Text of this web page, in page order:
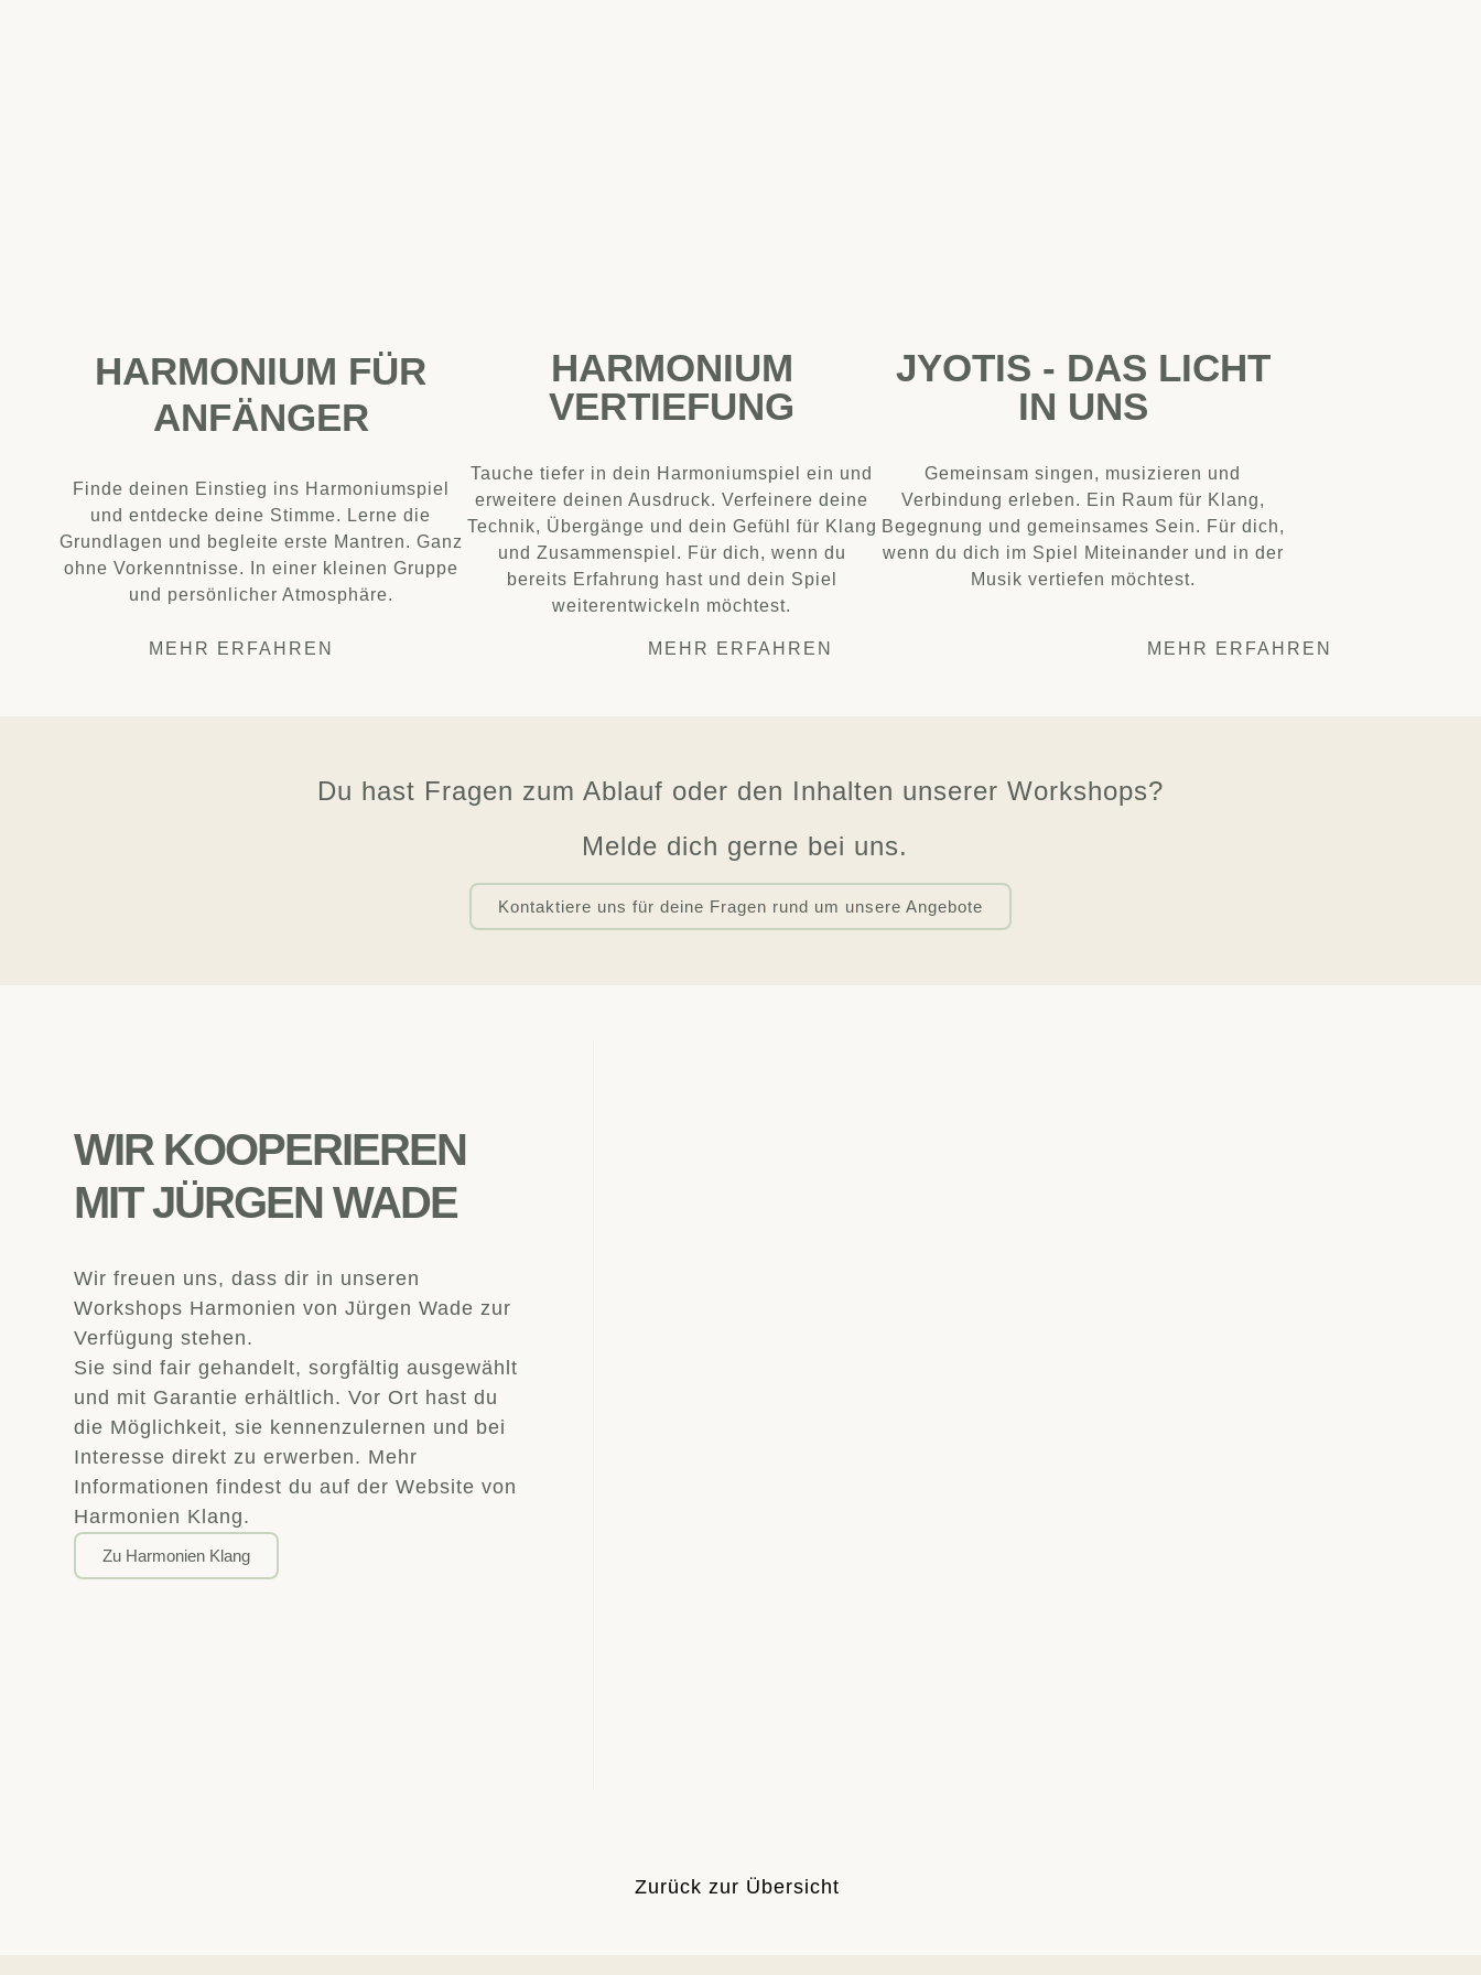
HARMONIUM FÜR
ANFÄNGER
Finde deinen Einstieg ins Harmoniumspiel
und entdecke deine Stimme. Lerne die
Grundlagen und begleite erste Mantren. Ganz
ohne Vorkenntnisse. In einer kleinen Gruppe
und persönlicher Atmosphäre.
HARMONIUM
VERTIEFUNG
Tauche tiefer in dein Harmoniumspiel ein und
erweitere deinen Ausdruck. Verfeinere deine
Technik, Übergänge und dein Gefühl für Klang
und Zusammenspiel. Für dich, wenn du
bereits Erfahrung hast und dein Spiel
weiterentwickeln möchtest.
JYOTIS - DAS LICHT
IN UNS
Gemeinsam singen, musizieren und
Verbindung erleben. Ein Raum für Klang,
Begegnung und gemeinsames Sein. Für dich,
wenn du dich im Spiel Miteinander und in der
Musik vertiefen möchtest.
MEHR ERFAHREN MEHR ERFAHREN MEHR ERFAHREN
Du hast Fragen zum Ablauf oder den Inhalten unserer Workshops?
Melde dich gerne bei uns.
Kontaktiere uns für deine Fragen rund um unsere Angebote
WIR KOOPERIEREN
MIT JÜRGEN WADE
Wir freuen uns, dass dir in unseren
Workshops Harmonien von Jürgen Wade zur
Verfügung stehen.
Sie sind fair gehandelt, sorgfältig ausgewählt
und mit Garantie erhältlich. Vor Ort hast du
die Möglichkeit, sie kennenzulernen und bei
Interesse direkt zu erwerben. Mehr
Informationen findest du auf der Website von
Harmonien Klang.
Zu Harmonien Klang
Zurück zur Übersicht